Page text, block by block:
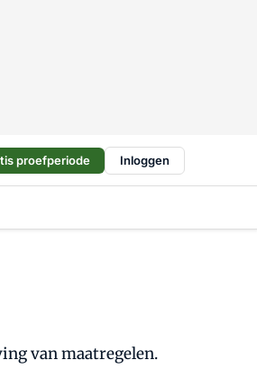
proefperiode Inloggen
van maatregelen.